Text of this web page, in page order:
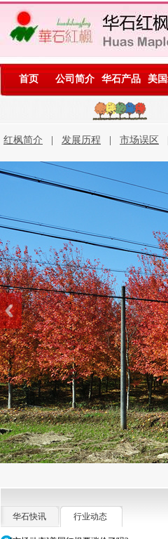
首页 公司简介 华石产品 美
红枫简介 发展历程 市场误区
华石快讯 行业动态